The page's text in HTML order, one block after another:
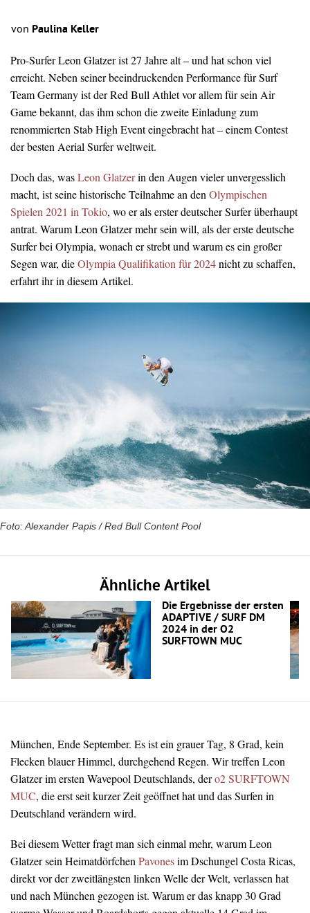
von Paulina Keller
Pro-Surfer Leon Glatzer ist 27 Jahre alt – und hat schon viel
erreicht. Neben seiner beeindruckenden Performance für Surf
Team Germany ist der Red Bull Athlet vor allem für sein Air
Game bekannt, das ihm schon die zweite Einladung zum
renommierten Stab High Event eingebracht hat – einem Contest
der besten Aerial Surfer weltweit.
Doch das, wasLeon Glatzerin den Augen vieler unvergesslich
macht, ist seine historische Teilnahme an den Olympischen
Spielen 2021 in Tokio, wo er als erster deutscher Surfer überhaupt
antrat. Warum Leon Glatzer mehr sein will, als der erste deutsche
Surfer bei Olympia, wonach er strebt und warum es ein großer
Segen war, dieOlympia Qualifikation für 2024nicht zu schaffen,
erfahrt ihr in diesem Artikel.
Foto: Alexander Papis / Red Bull Content Pool
Ähnliche Artikel
Die Ergebnisse der ersten
ADAPTIVE / SURF DM
2024 in der O2
SURFTOWN MUC
München, Ende September. Es ist ein grauer Tag, 8 Grad, kein
Flecken blauer Himmel, durchgehend Regen. Wir treffen Leon
Glatzer im ersten Wavepool Deutschlands, dero2 SURFTOWN
MUC, die erst seit kurzer Zeit geöffnet hat und das Surfen in
Deutschland verändern wird.
Bei diesem Wetter fragt man sich einmal mehr, warum Leon
Glatzer sein Heimatdörfchen Pavonesim Dschungel Costa Ricas,
direkt vor der zweitlängsten linken Welle der Welt, verlassen hat
und nach München gezogen ist. Warum er das knapp 30 Grad